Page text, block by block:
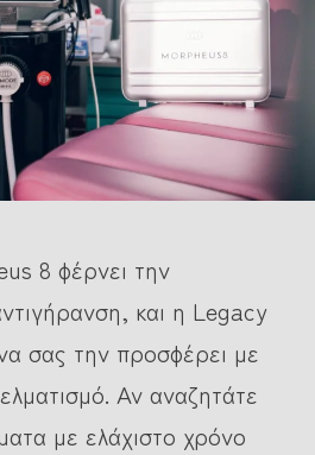
8 φέρνει την
και η Legacy
σας την προσφέρει με
Αν αναζητάτε
με ελάχιστο χρόνο